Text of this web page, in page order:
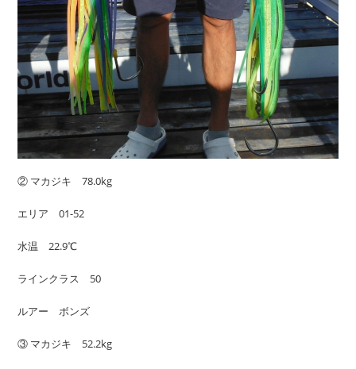
② マカジキ 78.0kg
エリア 01-52
水温 22.9℃
ラインクラス 50
ルアー ボンズ
③ マカジキ 52.2kg